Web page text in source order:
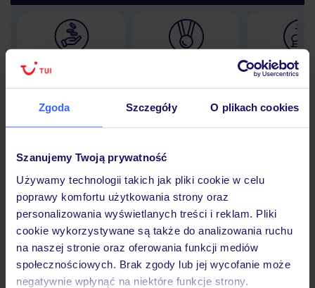
Zgoda Szczegóły O plikach cookies
Szanujemy Twoją prywatność
Używamy technologii takich jak pliki cookie w celu
poprawy komfortu użytkowania strony oraz
personalizowania wyświetlanych treści i reklam. Pliki
cookie wykorzystywane są także do analizowania ruchu
na naszej stronie oraz oferowania funkcji mediów
społecznościowych. Brak zgody lub jej wycofanie może
negatywnie wpłynąć na niektóre funkcje strony.
Lider niskich cen 30 lat w
Hotel
Opinie
Pokoje